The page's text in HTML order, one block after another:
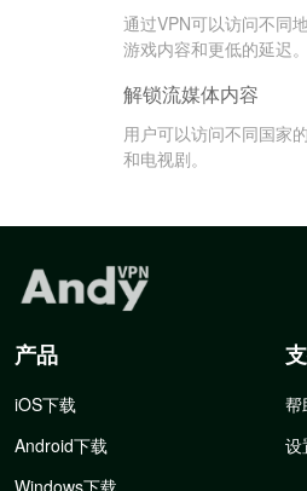
通过VPN可以访问不同
游戏内容和更低的延迟。
解锁流媒体内容
用户可以访问不同国家
和电视剧。
产品
iOS下载
Android下载
帮
设